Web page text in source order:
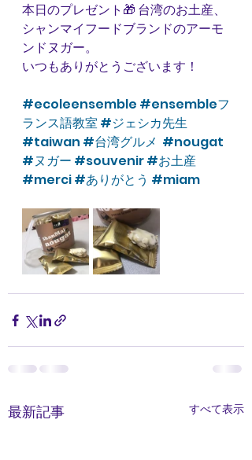
本日のプレゼント🎁 台湾のお土産、
シャンマイフードブランドのアーモ
ンドヌガー。
いつもありがとうございます！
#ecoleensemble #ensembleフ
ランス語教室#ジェシカ先生
#taiwan #台湾グルメ #nougat
#ヌガー #souvenir#お土産
#merci#ありがとう #miam
最新記事 すべて表示